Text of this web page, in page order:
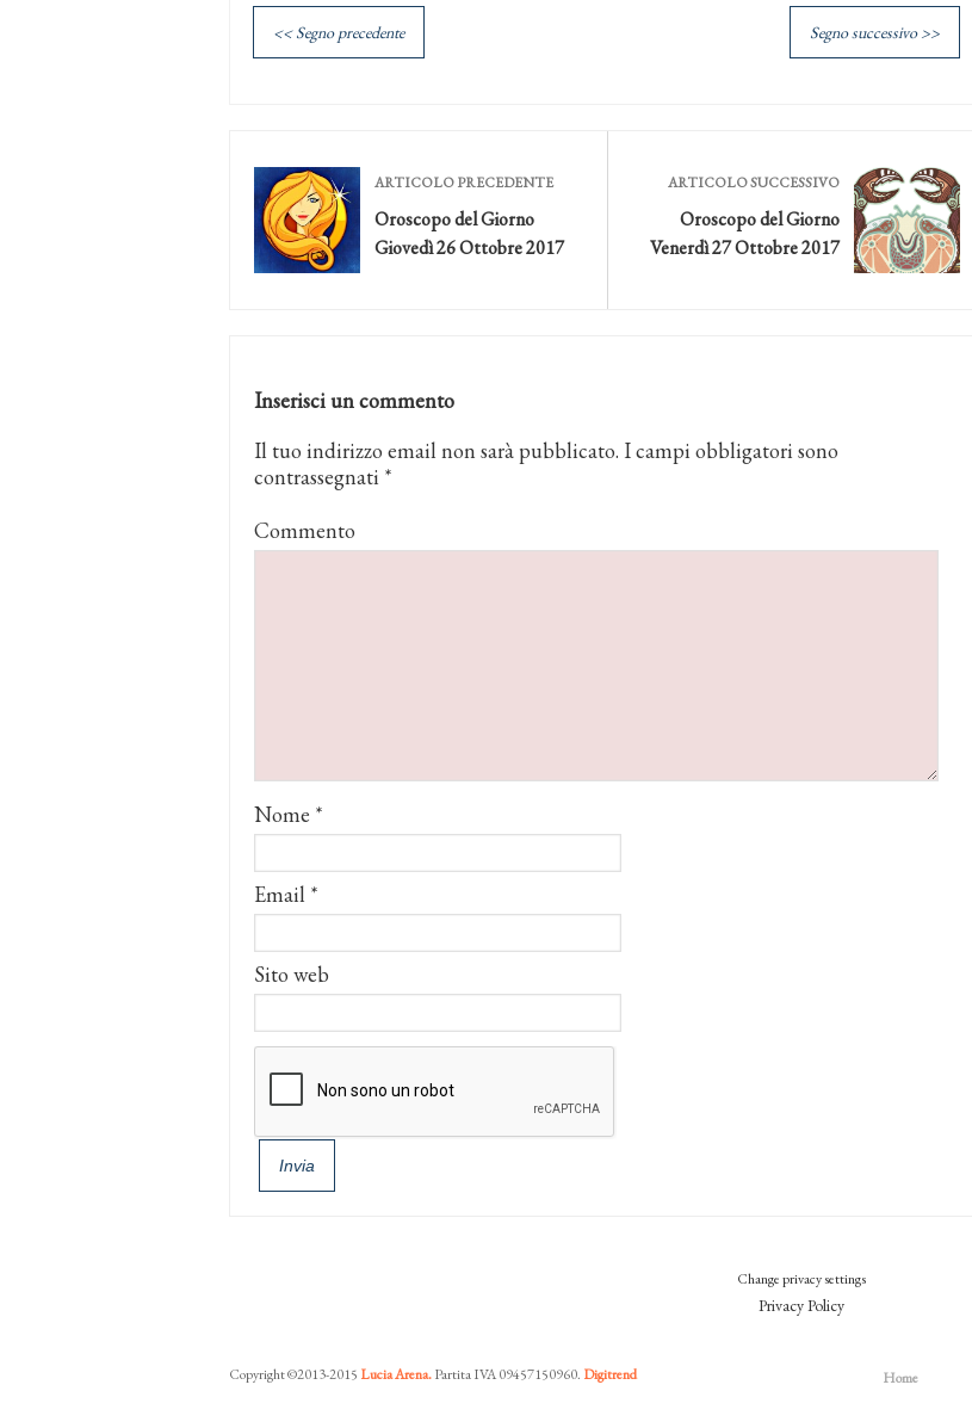
<< Segno precedente Segno successivo >>
ARTICOLO PRECEDENTE
Oroscopo del Giorno
Giovedì 26 Ottobre 2017
ARTICOLO SUCCESSIVO
Oroscopo del Giorno
Venerdì 27 Ottobre 2017
Inserisci un commento
Il tuo indirizzo email non sarà pubblicato. I campi obbligatori sono
contrassegnati *
Commento
Nome *
Email *
Sito web
Change privacy settings
Privacy Policy
Copyright ©2013-2015 Lucia Arena.Partita IVA 09457150960. Digitrend Home